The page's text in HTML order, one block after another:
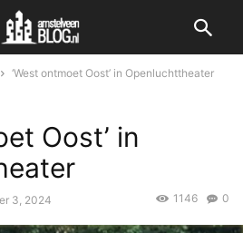
‘West ontmoet Oost’ in Openluchttheater
Oost’ in
3, 2024 0
1146